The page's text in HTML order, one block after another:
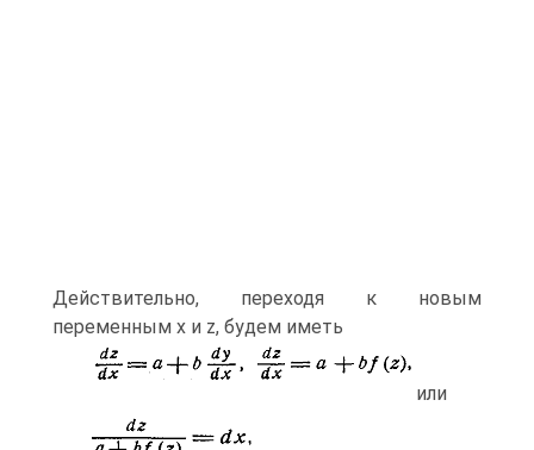
Действительно, переходя к новым
переменным х и z, будем иметь
или